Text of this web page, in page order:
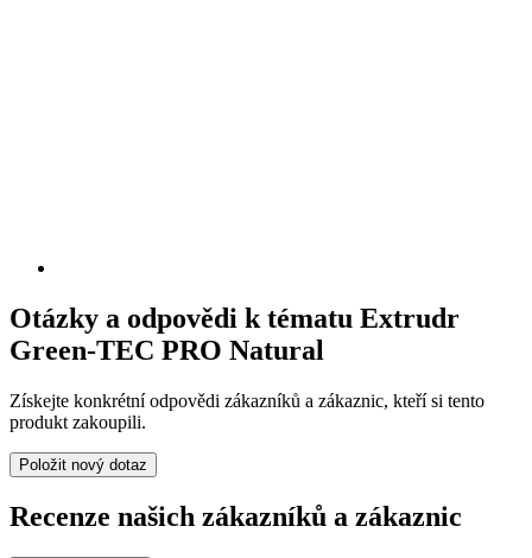
Otázky a odpovědi k tématu Extrudr
Green-TEC PRO Natural
Získejte konkrétní odpovědi zákazníků a zákaznic, kteří si tento
produkt zakoupili.
Položit nový dotaz
Recenze našich zákazníků a zákaznic